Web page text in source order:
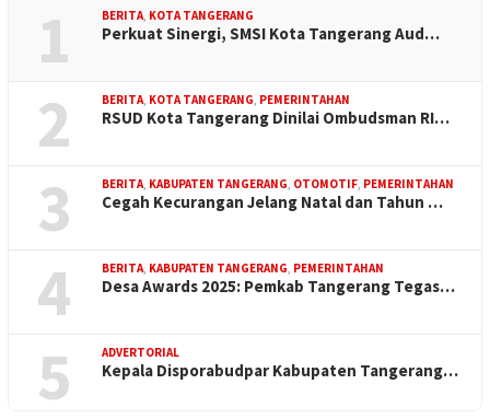
1 BERITA, KOTA TANGERANG
Perkuat Sinergi, SMSI Kota Tangerang Aud…
2 BERITA, KOTA TANGERANG, PEMERINTAHAN
RSUD Kota Tangerang Dinilai Ombudsman RI…
3 BERITA, KABUPATEN TANGERANG, OTOMOTIF, PEMERINTAHAN
Cegah Kecurangan Jelang Natal dan Tahun …
4 BERITA, KABUPATEN TANGERANG, PEMERINTAHAN
Desa Awards 2025: Pemkab Tangerang Tegas…
5 ADVERTORIAL
Kepala Disporabudpar Kabupaten Tangerang…